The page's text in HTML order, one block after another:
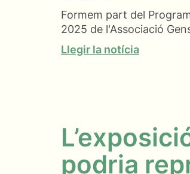
Formem part del
2025 de l'Associació
Llegir la notícia
podria